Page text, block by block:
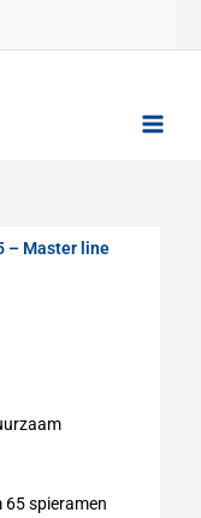
– Master line
spieramen